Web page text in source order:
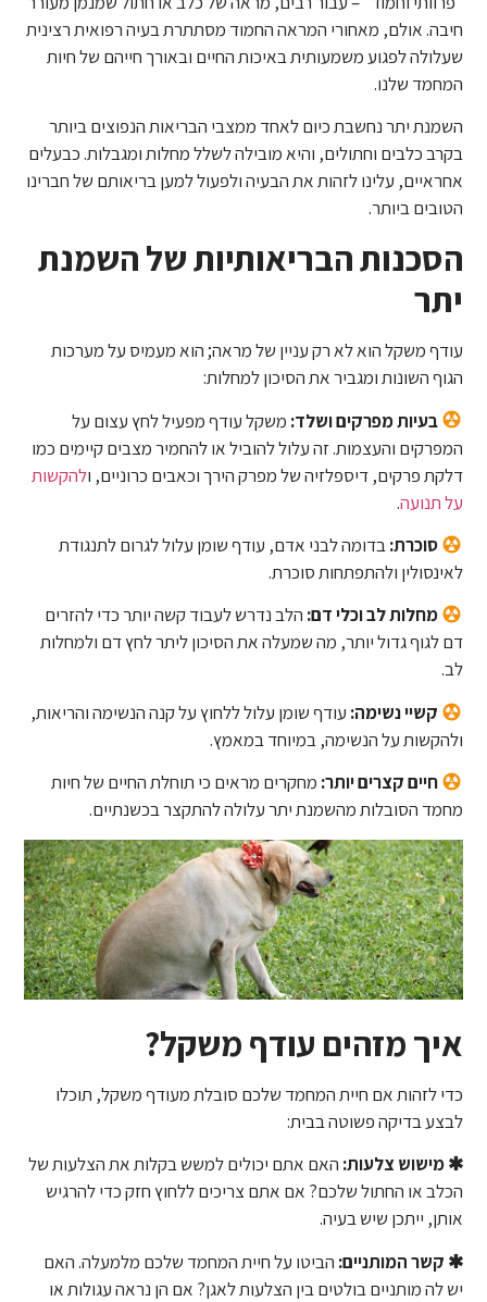
חיבה. אולם, מאחורי המראה החמוד מסתתרת בעיה רפואית רצינית
שעלולה לפגוע משמעותית באיכות החיים ובאורך חייהם של חיות
המחמד שלנו.
השמנת יתר נחשבת כיום לאחד ממצבי הבריאות הנפוצים ביותר
בקרב כלבים וחתולים, והיא מובילה לשלל מחלות ומגבלות. כבעלים
אחראיים, עלינו לזהות את הבעיה ולפעול למען בריאותם של חברינו
הטובים ביותר.
הסכנות הבריאותיות של השמנת
יתר
עודף משקל הוא לא רק עניין של מראה; הוא מעמיס על מערכות
הגוף השונות ומגביר את הסיכון למחלות:
בעיות מפרקים ושלד: משקל עודף מפעיל לחץ עצום על
המפרקים והעצמות. זה עלול להוביל או להחמיר מצבים קיימים כמו
דלקת פרקים, דיספלזיה של מפרק הירך וכאבים כרוניים, ולהקשות
על תנועה.
סוכרת:בדומה לבני אדם, עודף שומן עלול לגרום לתנגודת
לאינסולין ולהתפתחות סוכרת.
מחלות לב וכלי דם: הלב נדרש לעבוד קשה יותר כדי להזרים
דם לגוף גדול יותר, מה שמעלה את הסיכון ליתר לחץ דם ולמחלות
לב.
קשיי נשימה: עודף שומן עלול ללחוץ על קנה הנשימה והריאות,
ולהקשות על הנשימה, במיוחד במאמץ.
חיים קצרים יותר: מחקרים מראים כי תוחלת החיים של חיות
מחמד הסובלות מהשמנת יתר עלולה להתקצר בכשנתיים.
איך מזהים עודף משקל?
כדי לזהות אם חיית המחמד שלכם סובלת מעודף משקל, תוכלו
לבצע בדיקה פשוטה בבית:
✱ מישוש צלעות: האם אתם יכולים למשש בקלות את הצלעות של
הכלב או החתול שלכם? אם אתם צריכים ללחוץ חזק כדי להרגיש
אותן, ייתכן שיש בעיה.
✱ קשר המותניים: הביטו על חיית המחמד שלכם מלמעלה. האם
יש לה מותניים בולטים בין הצלעות לאגן? אם הן נראה עגולות או